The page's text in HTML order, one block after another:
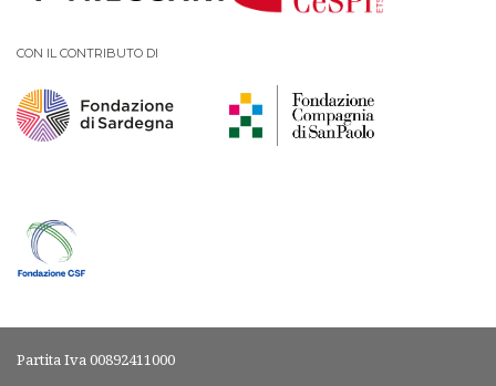
CON IL CONTRIBUTO DI
Partita Iva 00892411000